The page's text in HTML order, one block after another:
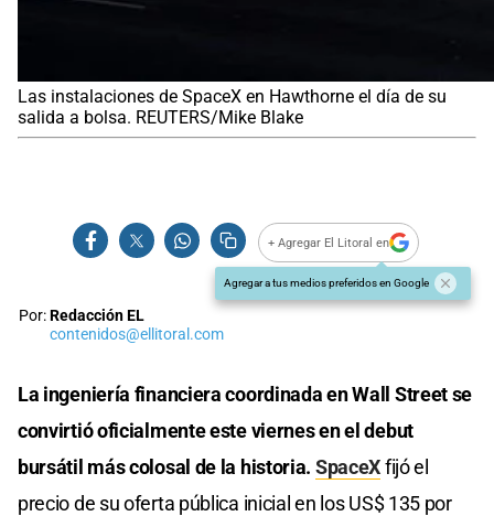
Las instalaciones de SpaceX en Hawthorne el día de su
salida a bolsa. REUTERS/Mike Blake
+ Agregar El Litoral en
Agregar a tus medios preferidos en Google
Por:Redacción EL
contenidos@ellitoral.com
La ingeniería financiera coordinada en Wall Street se
convirtió oficialmente este viernes en el debut
bursátil más colosal de la historia. SpaceXfijó el
precio de su oferta pública inicial en los US$ 135 por